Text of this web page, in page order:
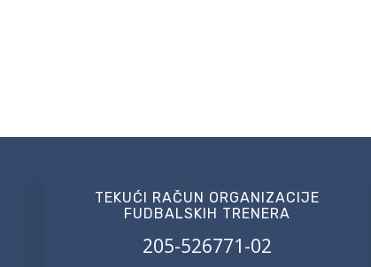
TEKUĆI RAČUN ORGANIZACIJE
FUDBALSKIH TRENERA
205-526771-02